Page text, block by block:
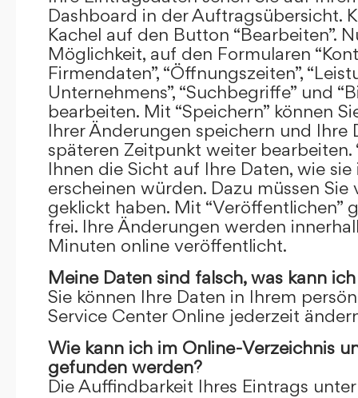
Dashboard in der Auftragsübersicht.
Kachel auf den Button “Bearbeiten”.
Möglichkeit, auf den Formularen
Firmendaten”, “Öffnungszeiten”,
Unternehmens”, “Suchbegriffe” und
bearbeiten. Mit “Speichern” können
Ihrer Änderungen speichern und Ihre
späteren Zeitpunkt weiter bearbeiten.
Ihnen die Sicht auf Ihre Daten, wie
erscheinen würden. Dazu müssen Sie
geklickt haben. Mit “Veröffentlichen”
frei. Ihre Änderungen werden
Minuten online veröffentlicht.
Meine Daten sind falsch, was kann
Sie können Ihre Daten in Ihrem
Service Center Online jederzeit
Wie kann ich im Online-Verzeichnis
gefunden werden?
Die Auffindbarkeit Ihres Eintrags